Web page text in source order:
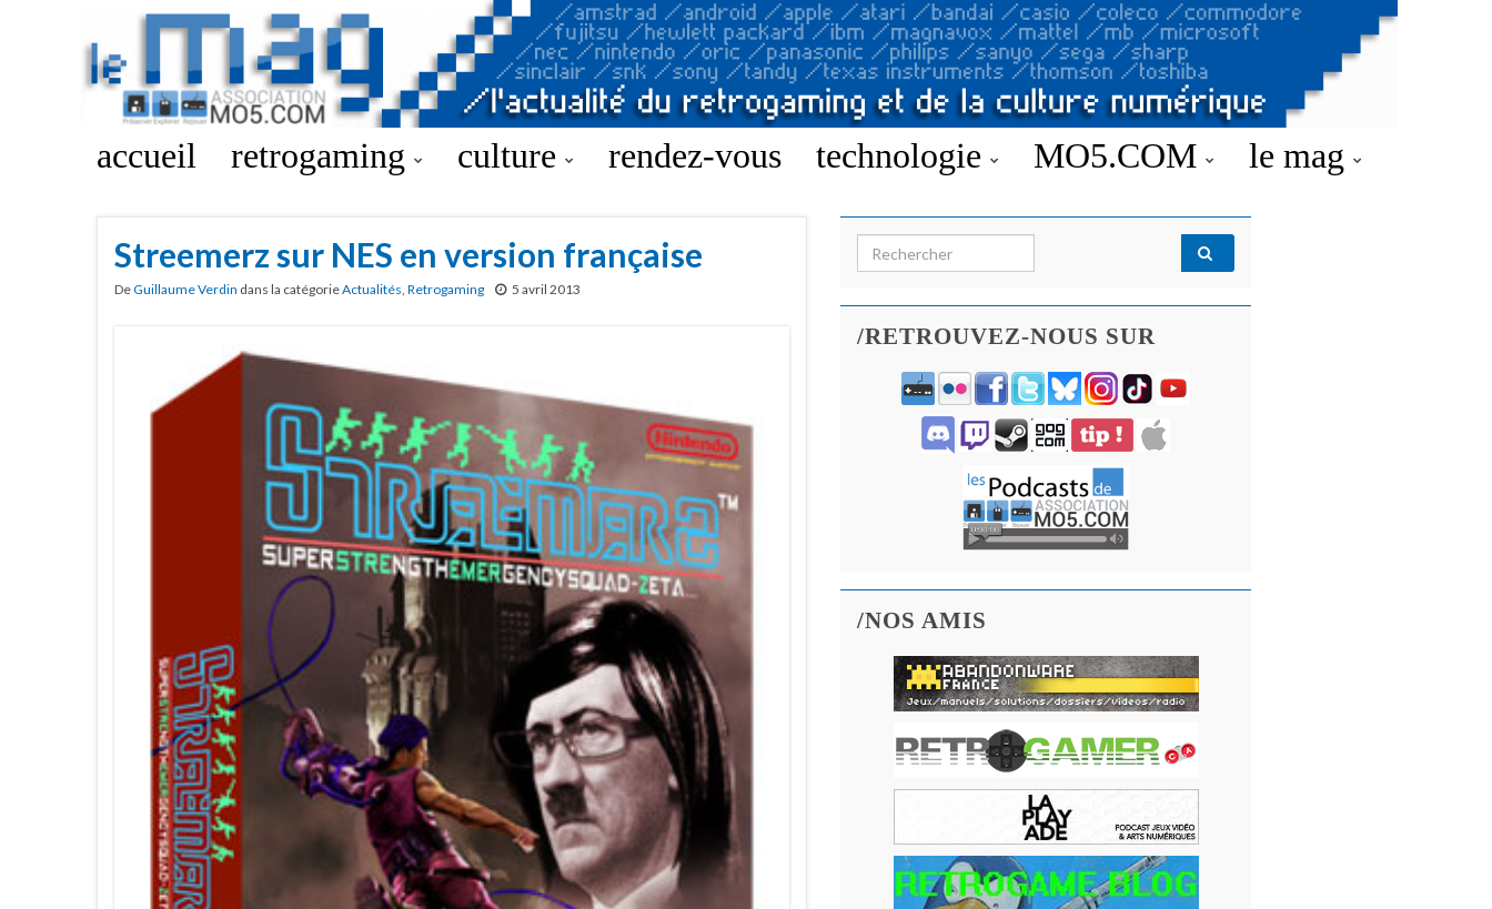
accueil retrogaming culture rendez-vous technologie MO5.COM le mag
Streemerz sur NES en version française
DeGuillaume Verdin dans la catégorieActualités, Retrogaming 5 avril 2013
Search for:
/RETROUVEZ-NOUS SUR
/NOS AMIS